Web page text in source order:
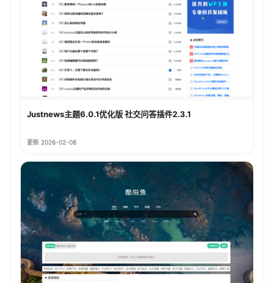
Justnews主题6.0.1优化版 社交问答插件2.3.1
更新 2026-02-08